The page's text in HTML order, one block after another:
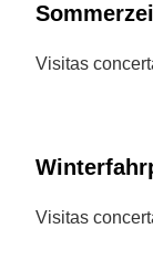
Visitas
Visitas